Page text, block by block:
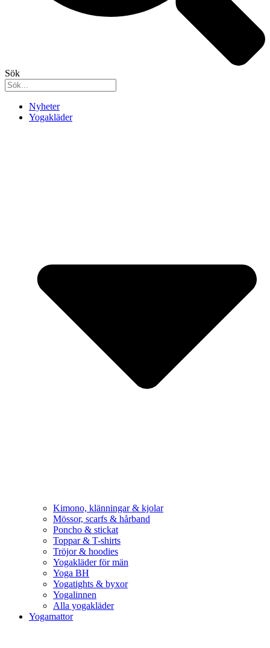
Sök
Nyheter
Yogakläder
Kimono, klänningar & kjolar
Mössor, scarfs & hårband
Poncho & stickat
Toppar & T-shirts
Tröjor & hoodies
Yogakläder för män
Yoga BH
Yogatights & byxor
Yogalinnen
Alla yogakläder
Yogamattor